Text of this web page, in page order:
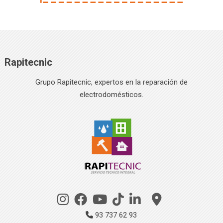
Rapitecnic
Grupo Rapitecnic, expertos en la reparación de
electrodomésticos.
93 737 62 93